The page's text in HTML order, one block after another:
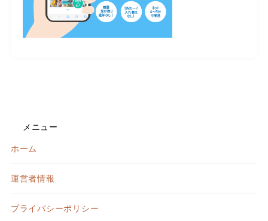
メニュー
ホーム
運営者情報
プライバシーポリシー